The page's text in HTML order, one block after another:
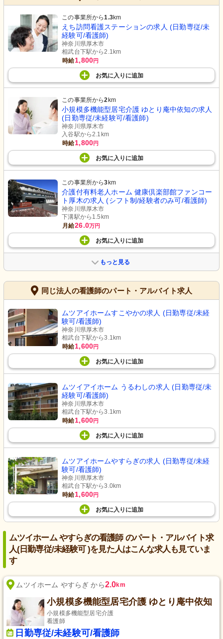
この事業所から1.3km
えち訪問看護ステーションの求人 (日勤専従/未
経験可/看護師)
神奈川県厚木市
相武台下駅から2.1km
時給1,800円
お気に入り に追加
この事業所から2 km
小規模多機能型居宅介護 ゆとり庵中依知の求人
(日勤専従/未経験可/看護師)
神奈川県厚木市
入谷駅から2.1km
時給1,800円
お気に入り に追加
この事業所から3 km
介護付有料老人ホーム 健康倶楽部館ファンコー
ト厚木の求人 (シフト制/経験者のみ可/看護師)
神奈川県厚木市
下溝駅から1.5km
月給26.0万円
お気に入り に追加
もっと見る
同じ法人の看護師のパート・アルバイト求人
ムツアイホームすこやかの求人 (日勤専従/未経
験可/看護師)
神奈川県厚木市
相武台下駅から3.1km
時給1,600円
お気に入り に追加
ムツイアイホーム うるわしの求人 (日勤専従/未
経験可/看護師)
神奈川県厚木市
相武台下駅から3.1km
時給1,600円
お気に入り に追加
ムツアイホームやすらぎの求人 (日勤専従/未経
験可/看護師)
神奈川県厚木市
相武台下駅から3.0km
時給1,600円
お気に入り に追加
ムツイホーム やすらぎの看護師 のパート・アルバイト求
人(日勤専従/未経験可 )を見た人はこんな求人も見ていま
す
ムツイホーム やすらぎ から2.0km
小規模多機能型居宅介護 ゆとり庵中依知
小規模多機能型居宅介護
看護師
日勤専従/未経験可/看護師